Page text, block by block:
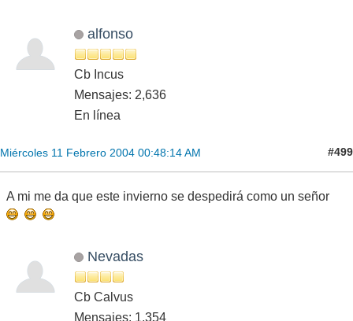
alfonso
Cb Incus
Mensajes: 2,636
En línea
Miércoles 11 Febrero 2004 00:48:14 AM #499
A mi me da que este invierno se despedirá como un señor
Nevadas
Cb Calvus
Mensajes: 1,354